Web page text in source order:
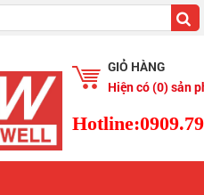
GIỎ HÀNG
Hiện có(0) sản